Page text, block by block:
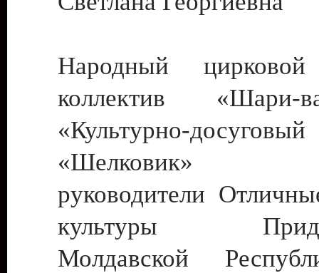
Народный цирковой
коллектив
«Культурно-
«Шелковик»
руководители
культуры
Молдавской